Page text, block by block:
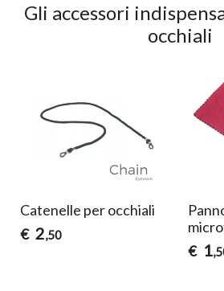
Gli accessori
occhiali
Catenelle per occhiali
€ 2,50
€ 1